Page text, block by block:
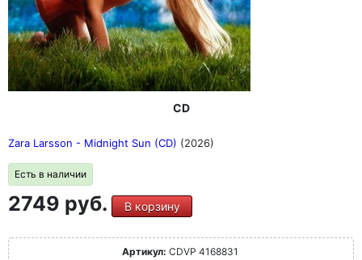
CD
Zara Larsson - Midnight Sun (CD) (2026)
Есть в наличии
2749 руб. В корзину
Артикул: CDVP 4168831